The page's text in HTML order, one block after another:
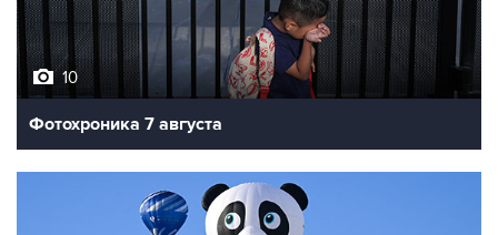
10
Фотохроника 7 августа